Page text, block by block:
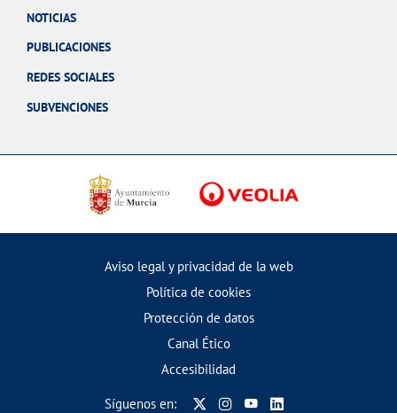
NOTICIAS
PUBLICACIONES
REDES SOCIALES
SUBVENCIONES
Aviso legal y privacidad de la web
Política de cookies
Protección de datos
Canal Ético
Accesibilidad
Síguenos en: